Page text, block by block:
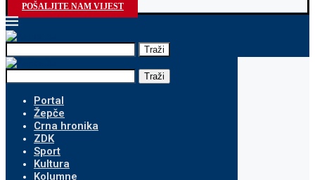
POŠALJITE NAM VIJEST
Traži
Traži
Portal
Žepče
Crna hronika
ZDK
Sport
Kultura
Kolumne